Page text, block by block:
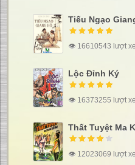
Tiếu Ngạo
👁 16610543 lượt
Lộc Đỉnh Ký
👁 16373255 lượt
Thất Tuyệt Ma
👁 12023069 lượt